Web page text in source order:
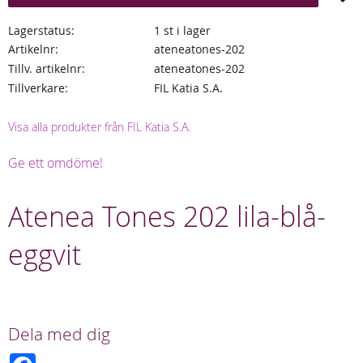
Lagerstatus
1 st i lager
Artikelnr
ateneatones-202
Tillv. artikelnr
ateneatones-202
Tillverkare
FIL Katia S.A.
Visa alla produkter från FIL Katia S.A.
Ge ett omdöme!
Atenea Tones 202 lila-blå-
eggvit
Dela med dig